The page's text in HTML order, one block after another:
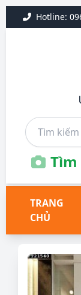
Hotline:
TRANG
CHỦ